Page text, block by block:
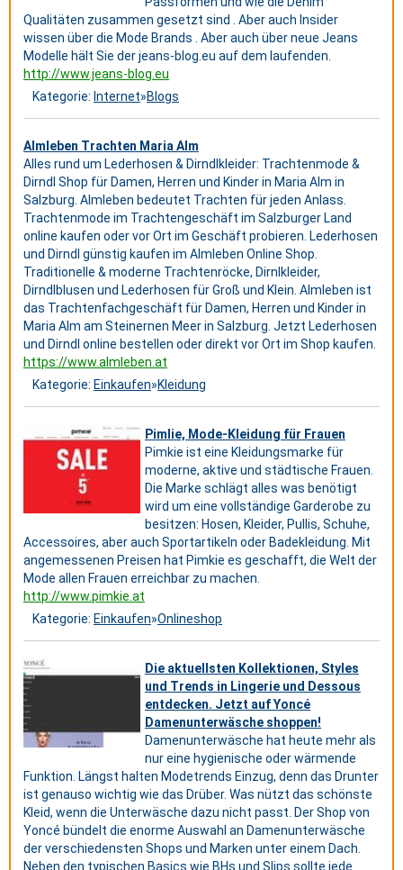
Qualitäten zusammen gesetzt sind . Aber auch Insider
wissen über die Mode Brands . Aber auch über neue Jeans
Modelle hält Sie der jeans-blog.eu auf dem laufenden.
http://www.jeans-blog.eu
Kategorie: Internet»Blogs
Almleben Trachten Maria Alm
Alles rund um Lederhosen & Dirndlkleider: Trachtenmode &
Dirndl Shop für Damen, Herren und Kinder in Maria Alm in
Salzburg. Almleben bedeutet Trachten für jeden Anlass.
Trachtenmode im Trachtengeschäft im Salzburger Land
online kaufen oder vor Ort im Geschäft probieren. Lederhosen
und Dirndl günstig kaufen im Almleben Online Shop.
Traditionelle & moderne Trachtenröcke, Dirnlkleider,
Dirndlblusen und Lederhosen für Groß und Klein. Almleben ist
das Trachtenfachgeschäft für Damen, Herren und Kinder in
Maria Alm am Steinernen Meer in Salzburg. Jetzt Lederhosen
und Dirndl online bestellen oder direkt vor Ort im Shop kaufen.
https://www.almleben.at
Kategorie: Einkaufen»Kleidung
Pimlie, Mode-Kleidung für Frauen
Pimkie ist eine Kleidungsmarke für
moderne, aktive und städtische Frauen.
Die Marke schlägt alles was benötigt
wird um eine vollständige Garderobe zu
besitzen: Hosen, Kleider, Pullis, Schuhe,
Accessoires, aber auch Sportartikeln oder Badekleidung. Mit
angemessenen Preisen hat Pimkie es geschafft, die Welt der
Mode allen Frauen erreichbar zu machen.
http://www.pimkie.at
Kategorie: Einkaufen»Onlineshop
Die aktuellsten Kollektionen, Styles
und Trends in Lingerie und Dessous
entdecken. Jetzt auf Yoncé
Damenunterwäsche shoppen!
Damenunterwäsche hat heute mehr als
nur eine hygienische oder wärmende
Funktion. Längst halten Modetrends Einzug, denn das Drunter
ist genauso wichtig wie das Drüber. Was nützt das schönste
Kleid, wenn die Unterwäsche dazu nicht passt. Der Shop von
Yoncé bündelt die enorme Auswahl an Damenunterwäsche
der verschiedensten Shops und Marken unter einem Dach.
Neben den typischen Basics wie BHs und Slips sollte jede